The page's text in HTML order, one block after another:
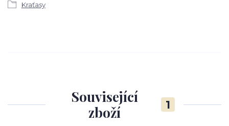
Kraťasy
Související
zboží
1